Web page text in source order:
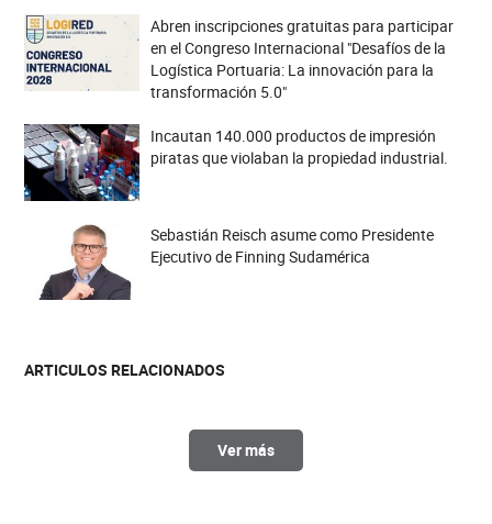
Abren inscripciones gratuitas para participar
en el Congreso Internacional "Desafíos de la
Logística Portuaria: La innovación para la
transformación 5.0"
Incautan 140.000 productos de impresión
piratas que violaban la propiedad industrial.
Sebastián Reisch asume como Presidente
Ejecutivo de Finning Sudamérica
ARTICULOS RELACIONADOS
Ver más